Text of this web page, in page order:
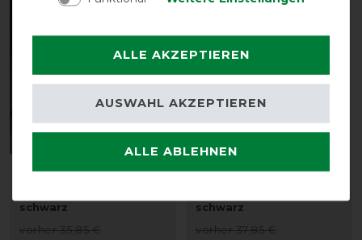
Back on Track
schwarz
vorher 35,85 €
Back on Track extra
schwarz
vorher 37,85 €
ALLE AKZEPTIEREN
ALLE ABLEHNEN
AUSWAHL AKZEPTIEREN